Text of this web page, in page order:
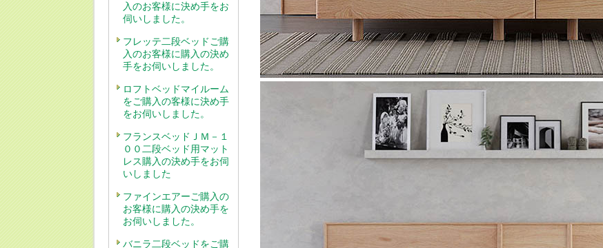
入のお客様に決め手をお
伺いしました。
フレッテ二段ベッドご購
入のお客様に購入の決め
手をお伺いしました。
ロフトベッドマイルーム
をご購入の客様に決め手
をお伺いしました。
フランスベッドＪＭ－１
００二段ベッド用マット
レス購入の決め手をお伺
いしました
ファインエアーご購入の
お客様に購入の決め手を
お伺いしました。
バニラ二段ベッドをご購